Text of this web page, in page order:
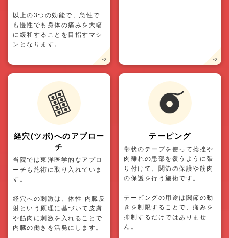
以上の3つの効能で、急性で
も慢性でも身体の痛みを大幅
に緩和することを目指すマシ
ンとなります。
経穴(ツボ)へのアプロー
チ
当院では東洋医学的なアプロ
ーチも施術に取り入れていま
す。
経穴への刺激は、体性-内臓反
射という原理に基づいて皮膚
や筋肉に刺激を入れることで
内臓の働きを活発にします。
テーピング
帯状のテープを使って捻挫や
肉離れの患部を覆うように張
り付けて、関節の保護や筋肉
の保護を行う施術です。
テーピングの用途は関節の動
きを制限することで、痛みを
抑制するだけではありませ
ん。